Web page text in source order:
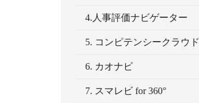
4.人事評価ナビゲーター
5. コンピテンシークラウド
6. カオナビ
7. スマレビ for 360°